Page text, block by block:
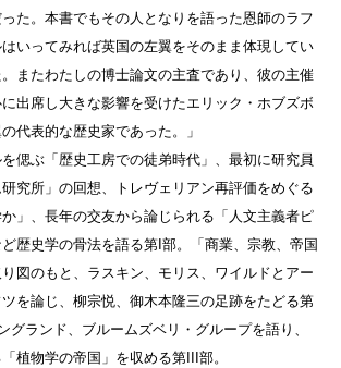
た。本書でもその人となりを語った恩師のラフ
いってみれば英国の左翼をそのまま体現してい
またわたしの博士論文の主査であり、彼の主催
出席し大きな影響を受けたエリック・ホブズボ
代表的な歴史家であった。」
偲ぶ「歴史工房での徒弟時代」、最初に研究員
究所」の回想、トレヴェリアン再評価をめぐる
か」、長年の交友から論じられる「人文主義者ピ
歴史学の骨法を語る第I部。「商業、宗教、帝国
図のもと、ラスキン、モリス、ワイルドとアー
を論じ、柳宗悦、御木本隆三の足跡をたどる第
グランド、ブルームズベリ・グループを語り、
植物学の帝国」を収める第III部。